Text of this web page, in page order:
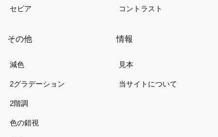
セピア コントラスト
その他
減色
2グラデーション
2階調
色の錯視
情報
見本
当サイトについて